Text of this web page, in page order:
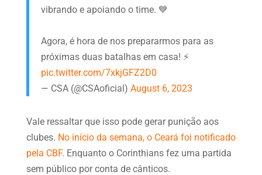
vibrando e apoiando o time. 💙
Agora, é hora de nos prepararmos para as
próximas duas batalhas em casa! ⚡️
pic.twitter.com/7xkjGFZ2D0
— CSA (@CSAoficial) August 6, 2023
Vale ressaltar que isso pode gerar punição aos
clubes. No início da semana, o Ceará foi notificado
pela CBF. Enquanto o Corinthians fez uma partida
sem público por conta de cânticos.